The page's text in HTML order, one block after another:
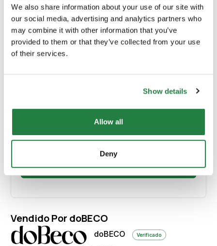
We also share information about your use of our site with
our social media, advertising and analytics partners who
may combine it with other information that you’ve
provided to them or that they’ve collected from your use
of their services.
Show details
Allow all
Deny
Cor Preto
Origem
Calcular custos de envio:
Calcular
Vendido Por doBECO
doBECO Verificado